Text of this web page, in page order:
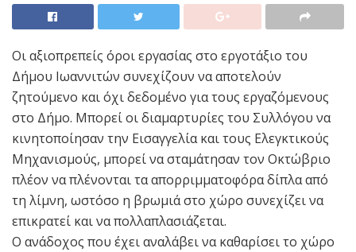
Οι αξιοπρεπείς όροι εργασίας στο εργοτάξιο του
Δήμου Ιωαννιτών συνεχίζουν να αποτελούν
ζητούμενο και όχι δεδομένο για τους εργαζόμενους
στο Δήμο. Μπορεί οι διαμαρτυρίες του Συλλόγου να
κινητοποίησαν την Εισαγγελία και τους Ελεγκτικούς
Μηχανισμούς, μπορεί να σταμάτησαν τον Οκτώβριο
πλέον να πλένονται τα απορριμματοφόρα δίπλα από
τη λίμνη, ωστόσο η βρωμιά στο χώρο συνεχίζει να
επικρατεί και να πολλαπλασιάζεται.
Ο ανάδοχος που έχει αναλάβει να καθαρίσει το χώρο